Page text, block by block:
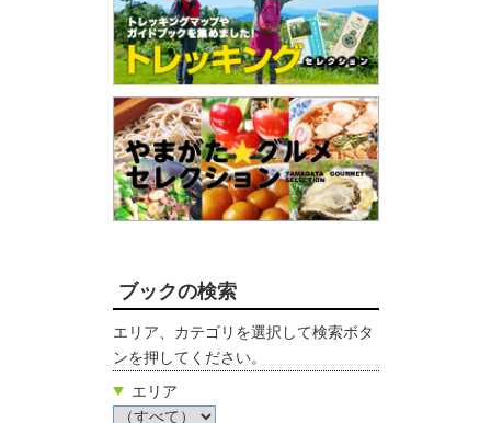
ブックの検索
エリア、カテゴリを選択して検索ボタ
ンを押してください。
エリア